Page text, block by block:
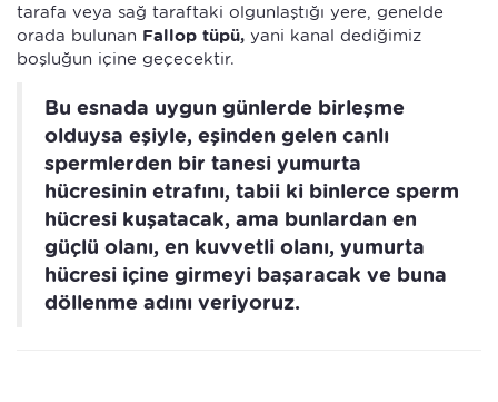
tarafa veya sağ taraftaki olgunlaştığı yere, genelde
orada bulunan Fallop tüpü, yani kanal dediğimiz
boşluğun içine geçecektir.
Bu esnada uygun günlerde birleşme
olduysa eşiyle, eşinden gelen canlı
spermlerden bir tanesi yumurta
hücresinin etrafını, tabii ki binlerce sperm
hücresi kuşatacak, ama bunlardan en
güçlü olanı, en kuvvetli olanı, yumurta
hücresi içine girmeyi başaracak ve buna
döllenme adını veriyoruz.